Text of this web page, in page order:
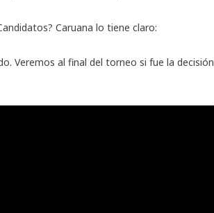
Caruana lo tiene claro:
Veremos al final del torneo si fue la decisión